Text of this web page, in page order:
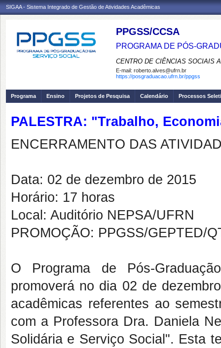
SIGAA - Sistema Integrado de Gestão de Atividades Acadêmicas
PPGSS/CCSA
PROGRAMA DE PÓS-
CENTRO DE CIÊNCIAS SOCIAIS
E-mail: roberto.alves@ufrn.br
https://posgraduacao.ufrn.br/ppgss
Programa Ensino Projetos de Pesquisa Calendário Processos
PALESTRA: "Trabalho,
ENCERRAMENTO DAS
Data: 02 de dezembro de 2015
Horário: 17 horas
Local: Auditório NEPSA/UFRN
PROMOÇÃO: PPGSS/GEPTED/
O Programa de Pós-
promoverá no dia 02 de
acadêmicas referentes ao
com a Professora Dra. Daniela
Solidária e Serviço Social". Esta